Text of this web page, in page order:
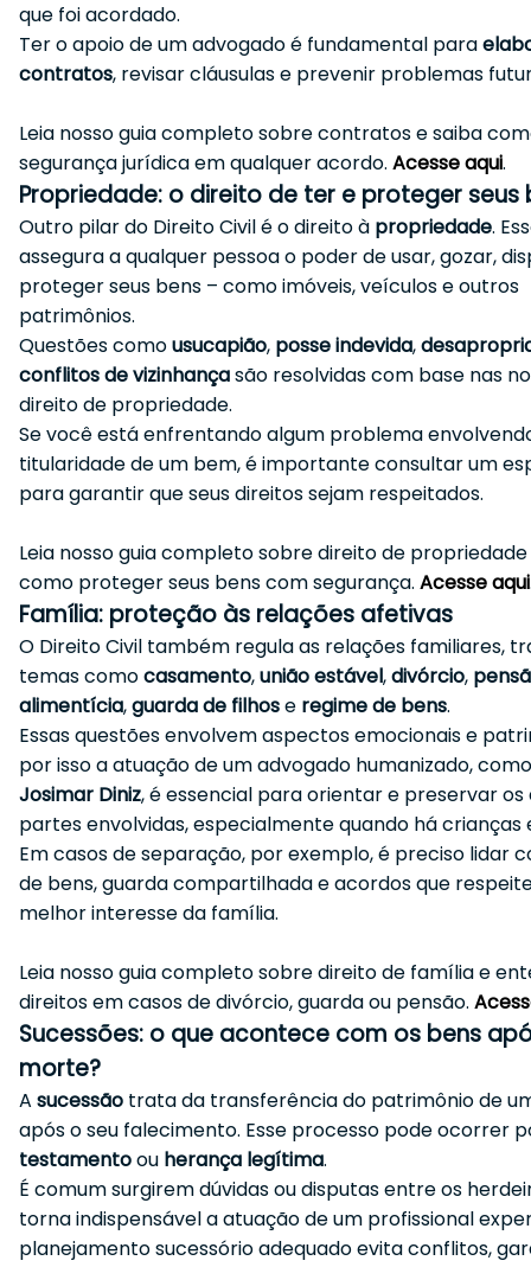
que foi acordado.
Ter o apoio de um advogado é fundamental para
contratos, revisar cláusulas e prevenir problemas
Leia nosso guia completo sobre contratos e saiba
segurança jurídica em qualquer acordo. Acesse aqui.
Propriedade: o direito de ter e proteger seus
Outro pilar do Direito Civil é o direito à propriedade.
assegura a qualquer pessoa o poder de usar, gozar,
proteger seus bens – como imóveis, veículos e outros
patrimônios.
Questões comousucapião, posse indevida,
conflitos de vizinhançasão resolvidas com base nas
direito de propriedade.
Se você está enfrentando algum problema
titularidade de um bem, é importante consultar um
para garantir que seus direitos sejam respeitados.
Leia nosso guia completo sobre direito de
como proteger seus bens com segurança. Acesse aqui
Família: proteção às relações afetivas
O Direito Civil também regula as relações familiares,
temas comocasamento,união estável,divórcio,
alimentícia,guarda de filhose regime de bens.
Essas questões envolvem aspectos emocionais e
por isso a atuação de um advogado humanizado,
Josimar Diniz, é essencial para orientar e preservar os
partes envolvidas, especialmente quando há crianças
Em casos de separação, por exemplo, é preciso lidar
de bens, guarda compartilhada e acordos que
melhor interesse da família.
Leia nosso guia completo sobre direito de família e
direitos em casos de divórcio, guarda ou pensão.
Sucessões: o que acontece com os bens
morte?
A sucessão trata da transferência do patrimônio de
após o seu falecimento. Esse processo pode ocorrer
testamentoou herança legítima.
É comum surgirem dúvidas ou disputas entre os
torna indispensável a atuação de um profissional
planejamento sucessório adequado evita conflitos,